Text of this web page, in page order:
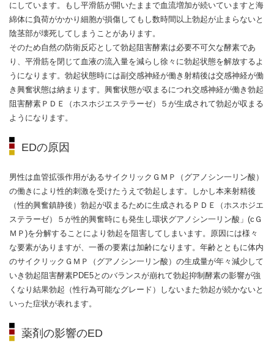
にしています。もし平滑筋が開いたままで血流増加が続いていますと海
綿体に負荷がかかり細胞が損傷してもし数時間以上勃起が止まらないと
陰茎部が壊死してしまうことがあります。
そのため自然の防衛反応として勃起阻害酵素は必要不可欠な酵素であ
り、平滑筋を閉じて血液の流入量を減らし徐々に勃起状態を解放するよ
うになります。勃起状態時には副交感神経が働き射精後は交感神経が働
き興奮状態は納まります。興奮状態が収まるにつれ交感神経が働き勃起
阻害酵素ＰＤＥ（ホスホジエステラーゼ）５が生成されて勃起が収まる
ようになります。
EDの原因
男性は血管拡張作用があるサイクリックＧＭＰ（グアノシン一リン酸）
の働きにより性的刺激を受けたうえで勃起します。しかし本来射精後
（性的興奮鎮静後）勃起が収まるために生成されるＰＤＥ（ホスホジエ
ステラーゼ）５が性的興奮時にも発生し環状グアノシン一リン酸」(cＧ
ＭＰ)を分解することにより勃起を阻害してしまいます。原因には様々
な要素がありますが、一番の要素は加齢になります。年齢とともに体内
のサイクリックＧＭＰ（グアノシン一リン酸）の生成量が年々減少して
いき勃起阻害酵素PDE5とのバランスが崩れて勃起抑制酵素の影響が強
くなり結果勃起（性行為可能なグレード）しないまた勃起が続かないと
いった症状が表れます。
薬剤の影響のED